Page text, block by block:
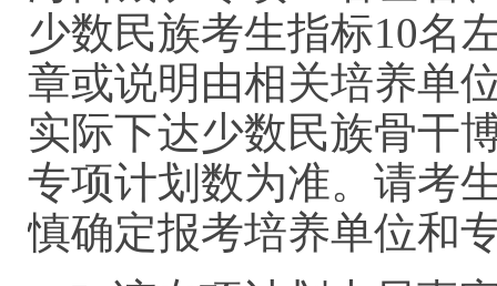
少数民族考生指标10名
章或说明由相关培养单
实际下达少数民族骨干
专项计划数为准。请考
慎确定报考培养单位和